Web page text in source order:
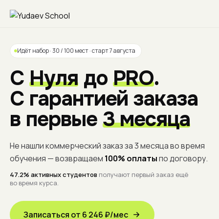
Идёт набор · 30 / 100 мест · старт 7 августа
С Нулядо PRO.
С гарантией заказа
в первые 3 месяца
Не нашли коммерческий заказ за 3 месяца во время
обучения — возвращаем 100% оплатыпо договору.
47.2% активных студентов получают первый заказ ещё
во время курса.
Записаться от 6 246 ₽/мес